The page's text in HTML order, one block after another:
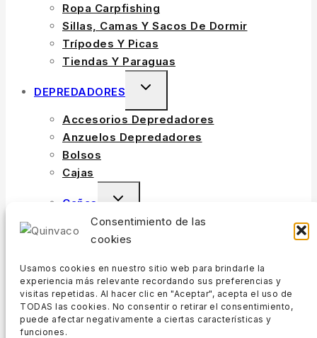
Consentimiento de las
cookies
Usamos cookies en nuestro sitio web para brindarle la
experiencia más relevante recordando sus preferencias y
visitas repetidas. Al hacer clic en "Aceptar", acepta el uso de
TODAS las cookies. No consentir o retirar el consentimiento,
puede afectar negativamente a ciertas características y
funciones.
Ropa Carpfishing
Sillas, Camas Y Sacos De Dormir
Trípodes Y Picas
Tiendas Y Paraguas
DEPREDADORES
Accesorios Depredadores
Anzuelos Depredadores
Bolsos
Cajas
Cañas
Fundas Cañas
Carretes
Carretes Casting